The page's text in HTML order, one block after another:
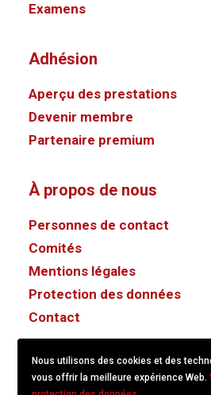
Examens
Adhésion
Aperçu des prestations
Devenir membre
Partenaire premium
À propos de nous
Personnes de contact
Comités
Mentions légales
Protection des données
Contact
Nous utilisons des cookies et des
vous offrir la meilleure expérience Web.